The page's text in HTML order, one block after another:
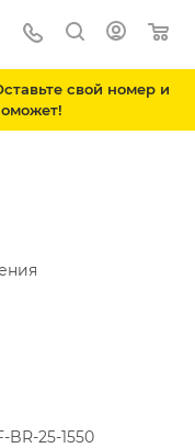
свой номер и
25-1550